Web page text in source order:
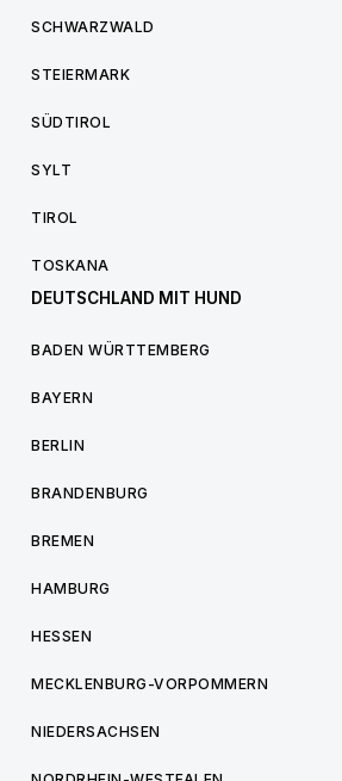
SCHWARZWALD
STEIERMARK
SÜDTIROL
SYLT
TIROL
TOSKANA
DEUTSCHLAND MIT HUND
BADEN WÜRTTEMBERG
BAYERN
BERLIN
BRANDENBURG
BREMEN
HAMBURG
HESSEN
MECKLENBURG-VORPOMMERN
NIEDERSACHSEN